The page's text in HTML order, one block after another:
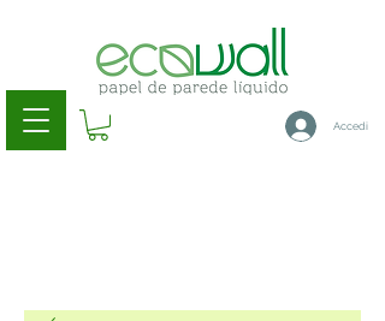
Accedi